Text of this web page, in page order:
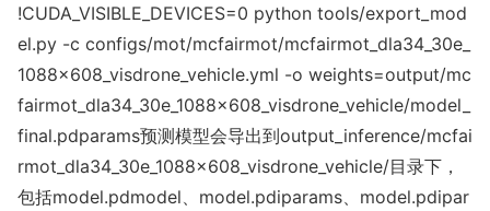
!CUDA_VISIBLE_DEVICES=0 python tools/export_mod
el.py -c configs/mot/mcfairmot/mcfairmot_dla34_30e_
1088x608_visdrone_vehicle.yml -o weights=output/mc
fairmot_dla34_30e_1088x608_visdrone_vehicle/model_
final.pdparams预测模型会导出到output_inference/mcfai
rmot_dla34_30e_1088x608_visdrone_vehicle/目录下，
包括model.pdmodel model.pdiparams
model.pdipar